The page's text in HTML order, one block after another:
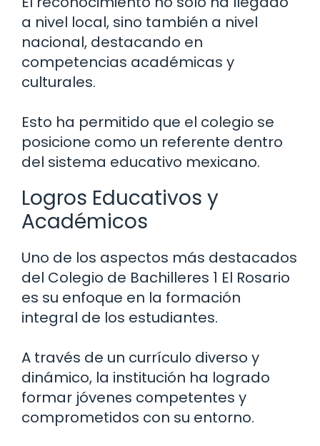
a nivel local, sino también a nivel
nacional, destacando en
competencias académicas y
culturales.
Esto ha permitido que el colegio se
posicione como un referente dentro
del sistema educativo mexicano.
Logros Educativos y
Académicos
Uno de los aspectos más destacados
del Colegio de Bachilleres 1 El Rosario
es su enfoque en la formación
integral de los estudiantes.
A través de un currículo diverso y
dinámico, la institución ha logrado
formar jóvenes competentes y
comprometidos con su entorno.